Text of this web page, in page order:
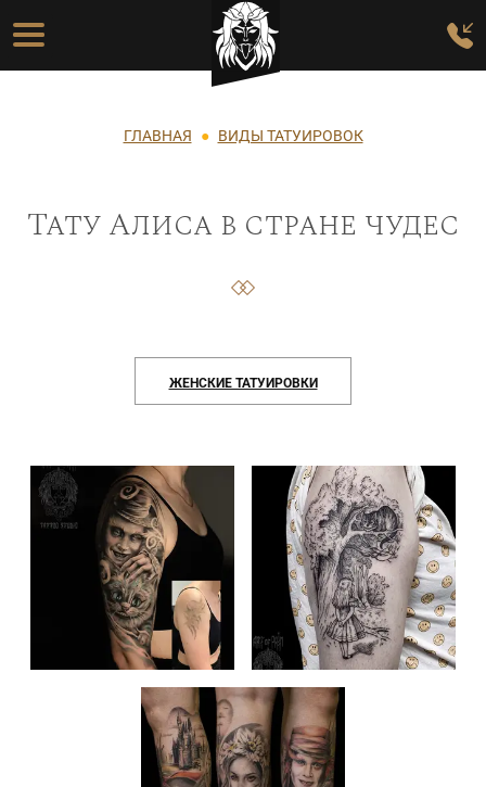
Перейти к основному содержанию
Основная навигация
Строка навигации
ГЛАВНАЯ ВИДЫ ТАТУИРОВОК
Тату Алиса в стране чудес
ЖЕНСКИЕ ТАТУИРОВКИ